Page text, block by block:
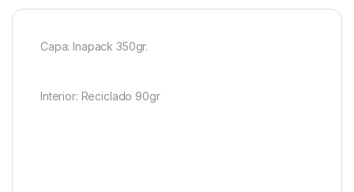
Capa: Inapack 350gr.
Interior: Reciclado 90gr